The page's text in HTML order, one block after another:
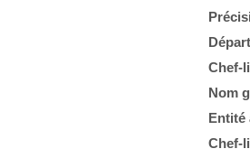
Chef-
Nom
Entité
Chef-